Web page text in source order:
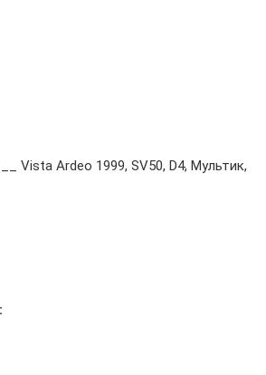
Vista Ardeo 1999, SV50, D4, Мультик,